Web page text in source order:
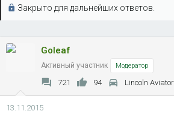
р
н
Закрыто для дальнейших ответов.
Goleaf
Активный участник Модератор
721 94 Lincoln
13.11.2015